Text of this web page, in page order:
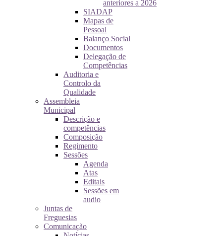
anteriores a 2026
SIADAP
Mapas de
Pessoal
Balanço Social
Documentos
Delegação de
Competências
Auditoria e
Controlo da
Qualidade
Assembleia
Municipal
Descrição e
competências
Composição
Regimento
Sessões
Agenda
Atas
Editais
Sessões em
audio
Juntas de
Freguesias
Comunicação